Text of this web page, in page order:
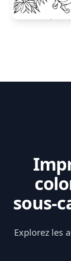
sous-
Explorez les